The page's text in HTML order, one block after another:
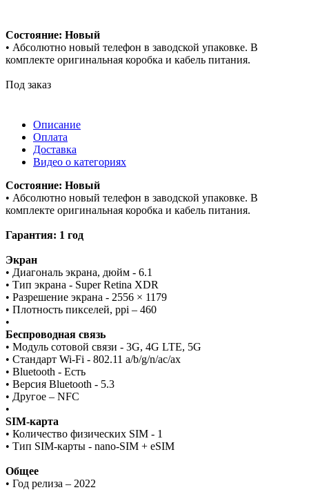
Состояние: Новый
• Абсолютно новый телефон в заводской упаковке. В
комплекте оригинальная коробка и кабель питания.
Под заказ
Описание
Оплата
Доставка
Видео о категориях
Состояние: Новый
• Абсолютно новый телефон в заводской упаковке. В
комплекте оригинальная коробка и кабель питания.
Гарантия: 1 год
Экран
• Диагональ экрана, дюйм - 6.1
• Тип экрана - Super Retina XDR
• Разрешение экрана - 2556 × 1179
• Плотность пикселей, ppi – 460
•
Беспроводная связь
• Модуль сотовой связи - 3G, 4G LTE, 5G
• Стандарт Wi-Fi - 802.11 a/b/g/n/ac/ax
• Bluetooth - Есть
• Версия Bluetooth - 5.3
• Другое – NFC
•
SIM-карта
• Количество физических SIM - 1
• Тип SIM-карты - nano-SIM + eSIM
Общее
• Год релиза – 2022